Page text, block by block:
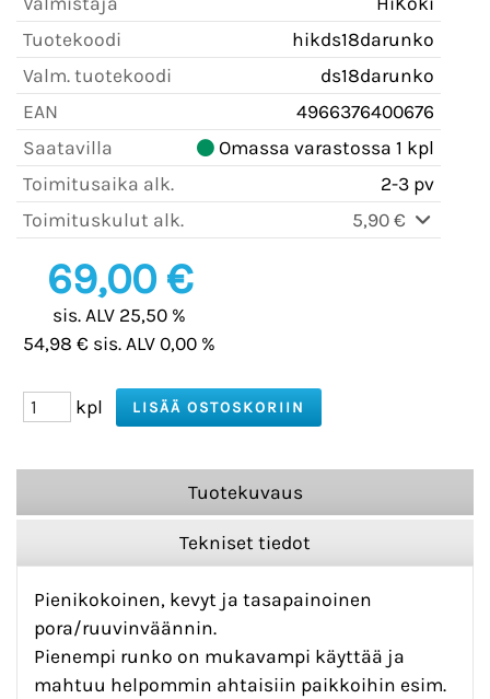
Tuotekoodi
hikds18darunko
Valm. tuotekoodi
ds18darunko
EAN
4966376400676
Saatavilla
Omassa varastossa 1 kpl
Toimitusaika alk.
2-3 pv
Toimituskulut alk.
5,90 €
69,00 €
sis. ALV 25,50 %
54,98 € sis. ALV 0,00 %
kpl
Tuotekuvaus
Tekniset tiedot
Pienikokoinen, kevyt ja tasapainoinen
pora/ruuvinväännin.
Pienempi runko on mukavampi käyttää ja
mahtuu helpommin ahtaisiin paikkoihin esim.